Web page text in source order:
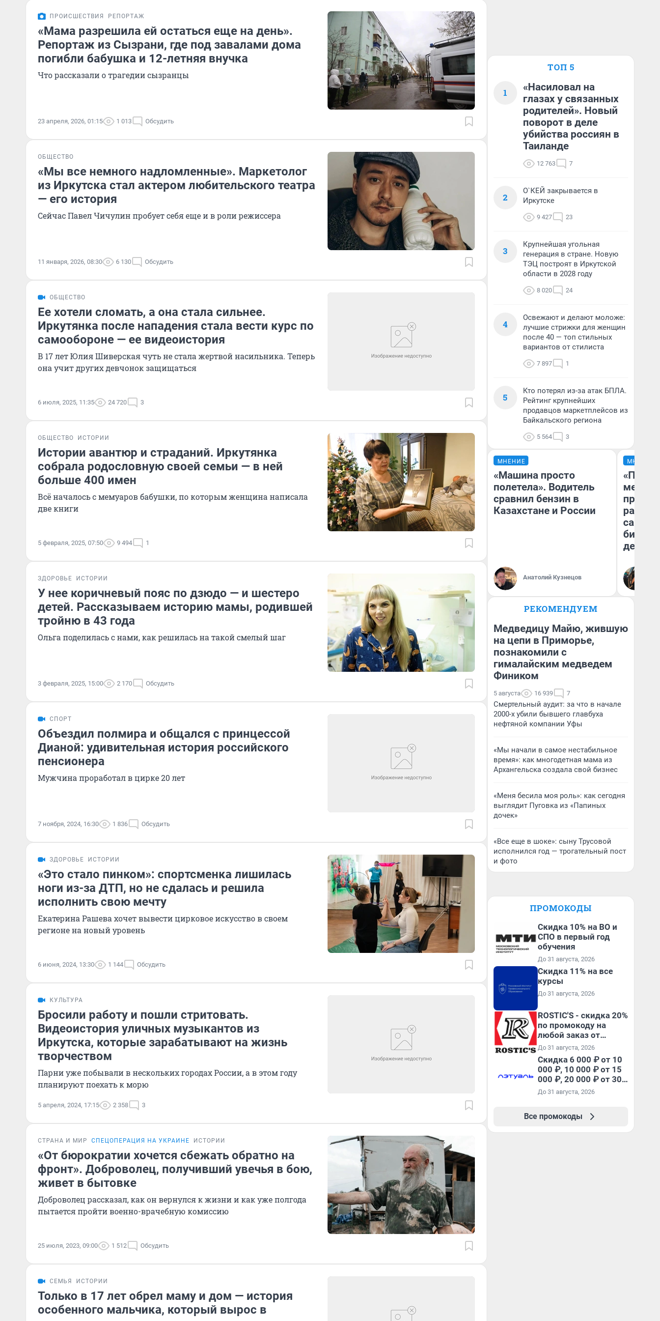
ПРОИСШЕСТВИЯ РЕПОРТАЖ
«Мама разрешила ей остаться еще на день».
Репортаж из Сызрани, где под завалами дома
погибли бабушка и 12-летняя внучка
Что рассказали о трагедии сызранцы
23 апреля, 2026, 01:15 1 013 Обсудить
ОБЩЕСТВО
«Мы все немного надломленные». Маркетолог
из Иркутска стал актером любительского театра
— его история
Сейчас Павел Чичулин пробует себя еще и в роли режиссера
11 января, 2026, 08:30 6 130 Обсудить
ОБЩЕСТВО
Ее хотели сломать, а она стала сильнее.
Иркутянка после нападения стала вести курс по
самообороне — ее видеоистория
В 17 лет Юлия Шиверская чуть не стала жертвой насильника. Теперь
она учит других девчонок защищаться
6 июля, 2025, 11:35 24 720 3
ОБЩЕСТВО ИСТОРИИ
Истории авантюр и страданий. Иркутянка
собрала родословную своей семьи — в ней
больше 400 имен
Всё началось с мемуаров бабушки, по которым женщина написала
две книги
5 февраля, 2025, 07:50 9 494 1
ЗДОРОВЬЕ ИСТОРИИ
У нее коричневый пояс по дзюдо — и шестеро
детей. Рассказываем историю мамы, родившей
тройню в 43 года
Ольга поделилась с нами, как решилась на такой смелый шаг
3 февраля, 2025, 15:00 2 170 Обсудить
СПОРТ
Объездил полмира и общался с принцессой
Дианой: удивительная история российского
пенсионера
Мужчина проработал в цирке 20 лет
7 ноября, 2024, 16:30 1 836 Обсудить
ЗДОРОВЬЕ ИСТОРИИ
«Это стало пинком»: спортсменка лишилась
ноги из-за ДТП, но не сдалась и решила
исполнить свою мечту
Екатерина Рашева хочет вывести цирковое искусство в своем
регионе на новый уровень
6 июня, 2024, 13:30 1 144 Обсудить
КУЛЬТУРА
Бросили работу и пошли стритовать.
Видеоистория уличных музыкантов из
Иркутска, которые зарабатывают на жизнь
творчеством
Парни уже побывали в нескольких городах России, а в этом году
планируют поехать к морю
5 апреля, 2024, 17:15 2 358 3
СТРАНА И МИР СПЕЦОПЕРАЦИЯ НА УКРАИНЕ ИСТОРИИ
«От бюрократии хочется сбежать обратно на
фронт». Доброволец, получивший увечья в бою,
живет в бытовке
Доброволец рассказал, как он вернулся к жизни и как уже полгода
пытается пройти военно-врачебную комиссию
25 июля, 2023, 09:00 1 512 Обсудить
СЕМЬЯ ИСТОРИИ
Только в 17 лет обрел маму и дом — история
особенного мальчика, который вырос в
ТОП 5
1
«Насиловал на
глазах у связанных
родителей». Новый
поворот в деле
убийства россиян в
Таиланде
12 763 7
2
О`КЕЙ закрывается в
Иркутске
9 427 23
3
Крупнейшая угольная
генерация в стране. Новую
ТЭЦ построят в Иркутской
области в 2028 году
8 020 24
4
Освежают и делают моложе:
лучшие стрижки для женщин
после 40 — топ стильных
вариантов от стилиста
7 897 1
5
Кто потерял из-за атак БПЛА.
Рейтинг крупнейших
продавцов маркетплейсов из
Байкальского региона
5 564 3
МНЕНИЕ
«Машина просто
полетела». Водитель
сравнил бензин в
Казахстане и России
Анатолий Кузнецов
МНЕНИЕ
самом
РЕКОМЕНДУЕМ
Медведицу Майю, жившую
на цепи в Приморье,
познакомили с
гималайским медведем
Фиником
5 августа 16 939 7
Смертельный аудит: за что в начале
2000-х убили бывшего главбуха
нефтяной компании Уфы
«Мы начали в самое нестабильное
время»: как многодетная мама из
Архангельска создала свой бизнес
«Меня бесила моя роль»: как сегодня
выглядит Пуговка из «Папиных
дочек»
«Все еще в шоке»: сыну Трусовой
исполнился год — трогательный пост
и фото
ПРОМОКОДЫ
Скидка 10% на ВО и
СПО в первый год
обучения
До 31 августа, 2026
Скидка 11% на все
курсы
До 31 августа, 2026
ROSTIC'S - скидка 20%
по промокоду на
любой заказ от
3199₽!
До 31 августа, 2026
Скидка 6 000 ₽ от 10
000 ₽, 10 000 ₽ от 15
000 ₽, 20 000 ₽ от 30
000 ₽ и 35 000 ₽ от 50
промокоду НАБЕРИ
До 31 августа, 2026
Все промокоды